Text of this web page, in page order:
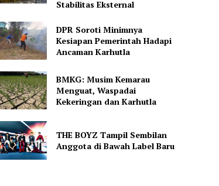
Stabilitas Eksternal
DPR Soroti Minimnya
Kesiapan Pemerintah Hadapi
Ancaman Karhutla
BMKG: Musim Kemarau
Menguat, Waspadai
Kekeringan dan Karhutla
THE BOYZ Tampil Sembilan
Anggota di Bawah Label Baru